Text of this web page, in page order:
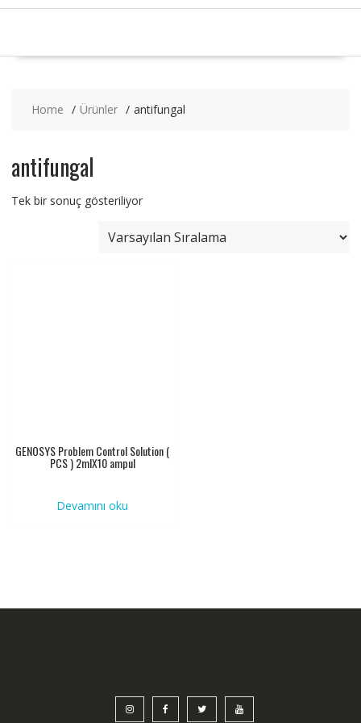
Home Ürünler antifungal
antifungal
Tek bir sonuç gösteriliyor
GENOSYS Problem Control Solution (
PCS ) 2mlX10 ampul
Devamını oku